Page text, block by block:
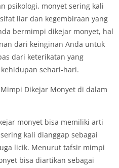
psikologi, monyet sering kali
liar dan kegembiraan yang
bermimpi dikejar monyet, hal
dari keinginan Anda untuk
dari keterikatan yang
sehari-hari.
Dikejar Monyet di dalam
monyet bisa memiliki arti
kali dianggap sebagai
licik. Menurut tafsir mimpi
bisa diartikan sebagai